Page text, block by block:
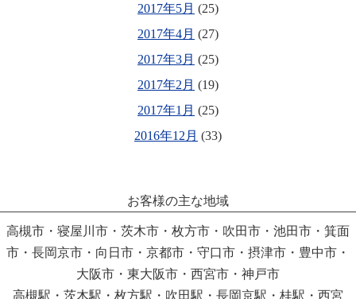
2017年5月 (25)
2017年4月 (27)
2017年3月 (25)
2017年2月 (19)
2017年1月 (25)
2016年12月 (33)
お客様の主な地域
高槻市・寝屋川市・茨木市・枚方市・吹田市・池田市・箕面
市・長岡京市・向日市・京都市・守口市・摂津市・豊中市・
大阪市・東大阪市・西宮市・神戸市
高槻駅・茨木駅・枚方駅・吹田駅・長岡京駅・桂駅・西宮